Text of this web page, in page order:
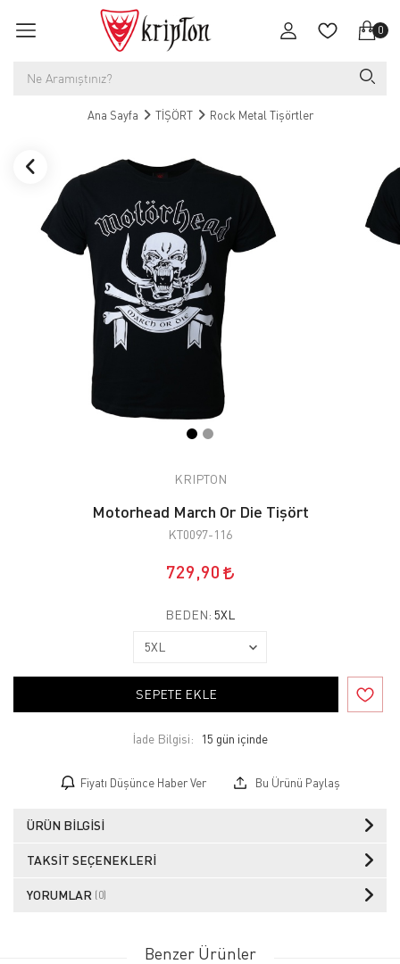
0
Ana Sayfa TİŞÖRT Rock Metal Tişörtler
KRIPTON
Motorhead March Or Die Tişört
KT0097-116
729,90
BEDEN: 5XL
SEPETE EKLE
İade Bilgisi:
Fiyatı Düşünce Haber Ver Bu Ürünü Paylaş
ÜRÜN BILGISI
TAKSIT SEÇENEKLERI
YORUMLAR (0)
Benzer Ürünler